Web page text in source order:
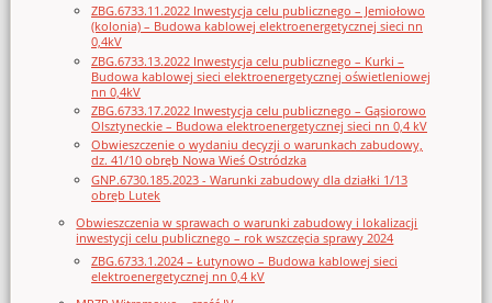
ZBG.6733.11.2022 Inwestycja celu publicznego – Jemiołowo
(kolonia) – Budowa kablowej elektroenergetycznej sieci nn
0,4kV
ZBG.6733.13.2022 Inwestycja celu publicznego – Kurki –
Budowa kablowej sieci elektroenergetycznej oświetleniowej
nn 0,4kV
ZBG.6733.17.2022 Inwestycja celu publicznego – Gąsiorowo
Olsztyneckie – Budowa elektroenergetycznej sieci nn 0,4 kV
Obwieszczenie o wydaniu decyzji o warunkach zabudowy,
dz. 41/10 obręb Nowa Wieś Ostródzka
GNP.6730.185.2023 - Warunki zabudowy dla działki 1/13
obręb Lutek
Obwieszczenia w sprawach o warunki zabudowy i lokalizacji
inwestycji celu publicznego – rok wszczęcia sprawy 2024
ZBG.6733.1.2024 – Łutynowo – Budowa kablowej sieci
elektroenergetycznej nn 0,4 kV